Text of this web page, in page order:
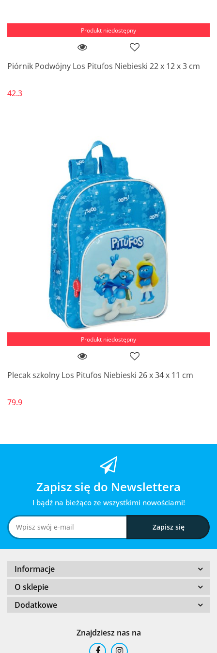
Produkt niedostępny
Piórnik Podwójny Los Pitufos Niebieski 22 x 12 x 3 cm
42.3
Produkt niedostępny
Plecak szkolny Los Pitufos Niebieski 26 x 34 x 11 cm
79.9
Zapisz się do Newslettera
I bądź na bieżąco ze wszystkimi nowościami!
Informacje
O sklepie
Dodatkowe
Znajdziesz nas na